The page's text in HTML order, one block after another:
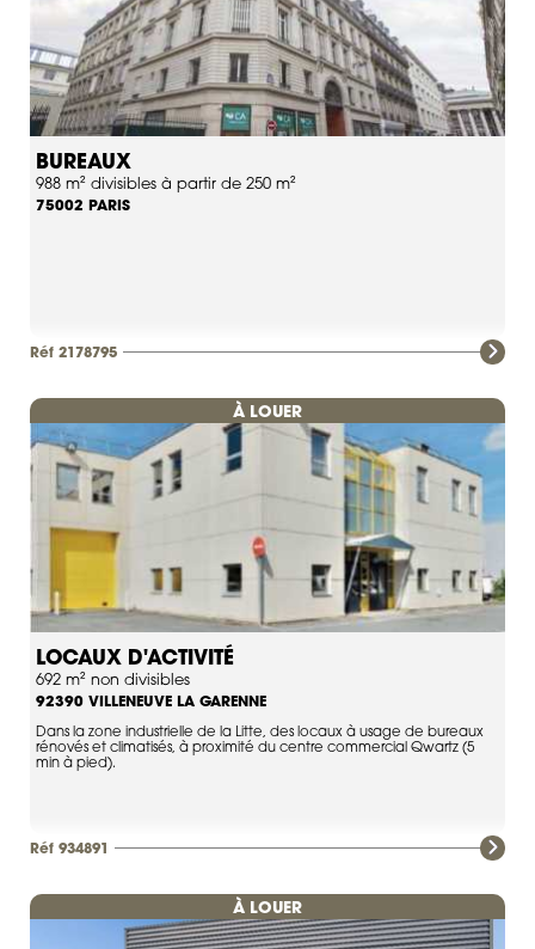
BUREAUX
988 m² divisibles à partir de 250 m²
75002 PARIS
Réf 2178795
À LOUER
LOCAUX D'ACTIVITÉ
692 m² non divisibles
92390 VILLENEUVE LA GARENNE
Dans la zone industrielle de la Litte, des locaux à usage de bureaux
rénovés et climatisés, à proximité du centre commercial Qwartz (5
min à pied).
Réf 934891
À LOUER